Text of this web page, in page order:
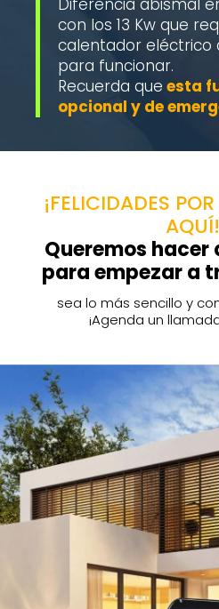
con los 13 Kw que
calentador eléctrico
para funcionar.
Recuerda que esta
opcional y de
¡FELICIDADES
AQUÍ!
Queremos hacer
para empezar a
sea lo más sencillo y
¡Agenda un